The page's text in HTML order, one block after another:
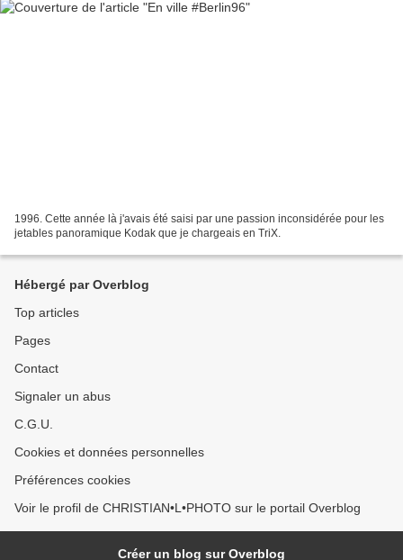
1996. Cette année là j'avais été saisi par une passion inconsidérée pour les
jetables panoramique Kodak que je chargeais en TriX.
Hébergé par Overblog
Top articles
Pages
Contact
Signaler un abus
C.G.U.
Cookies et données personnelles
Préférences cookies
Voir le profil de CHRISTIAN•L•PHOTO sur le portail Overblog
Créer un blog sur Overblog